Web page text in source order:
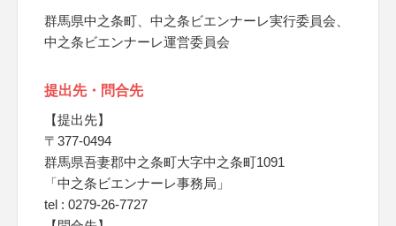
群馬県中之条町、中之条ビエンナーレ実行委員会、
中之条ビエンナーレ運営委員会
提出先・問合先
【提出先】
〒377-0494
群馬県吾妻郡中之条町大字中之条町1091
「中之条ビエンナーレ事務局」
tel : 0279-26-7727